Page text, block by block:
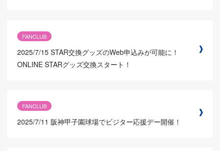
FANCLUB
2025/7/15 STAR交換グッズのWeb申込みが可能に！
ONLINE STARグッズ交換スタート！
FANCLUB
2025/7/11 阪神甲子園球場でビジター応援デー開催！